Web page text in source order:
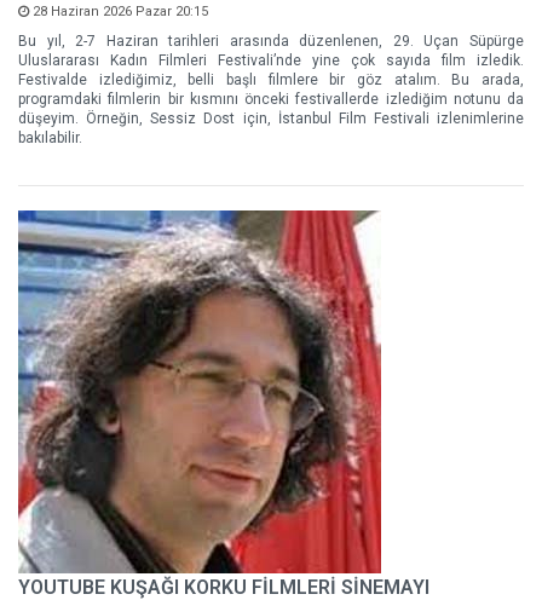
28 Haziran 2026 Pazar 20:15
Bu yıl, 2-7 Haziran tarihleri arasında düzenlenen, 29. Uçan Süpürge
Uluslararası Kadın Filmleri Festivali’nde yine çok sayıda film izledik.
Festivalde izlediğimiz, belli başlı filmlere bir göz atalım. Bu arada,
programdaki filmlerin bir kısmını önceki festivallerde izlediğim notunu da
düşeyim. Örneğin, Sessiz Dost için, İstanbul Film Festivali izlenimlerine
bakılabilir.
YOUTUBE KUŞAĞI KORKU FİLMLERİ SİNEMAYI